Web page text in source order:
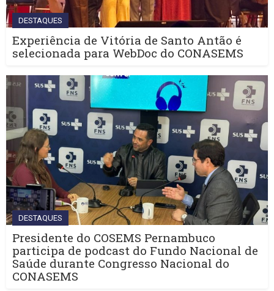
DESTAQUES
Experiência de Vitória de Santo Antão é
selecionada para WebDoc do CONASEMS
DESTAQUES
Presidente do COSEMS Pernambuco
participa de podcast do Fundo Nacional de
Saúde durante Congresso Nacional do
CONASEMS